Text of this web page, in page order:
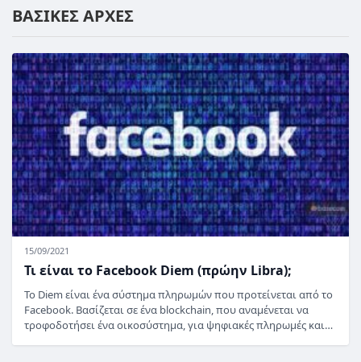
ΒΑΣΙΚΕΣ ΑΡΧΕΣ
15/09/2021
Τι είναι το Facebook Diem (πρώην Libra);
Το Diem είναι ένα σύστημα πληρωμών που προτείνεται από το
Facebook. Βασίζεται σε ένα blockchain, που αναμένεται να
τροφοδοτήσει ένα οικοσύστημα, για ψηφιακές πληρωμές και…